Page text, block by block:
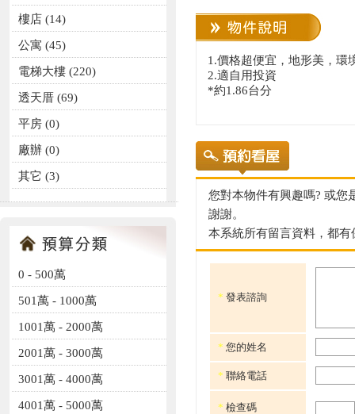
樓店 (14)
公寓 (45)
電梯大樓 (220)
透天厝 (69)
平房 (0)
廠辦 (0)
其它 (3)
0 - 500萬
501萬 - 1000萬
1001萬 - 2000萬
2001萬 - 3000萬
3001萬 - 4000萬
4001萬 - 5000萬
1.價格超便宜，地形美，環
2.適自用投資
*約1.86台分
您對本物件有興趣嗎? 或您
謝謝。
本系統所有留言資料，都
* 發表諮詢
* 您的姓名
* 聯絡電話
* 檢查碼